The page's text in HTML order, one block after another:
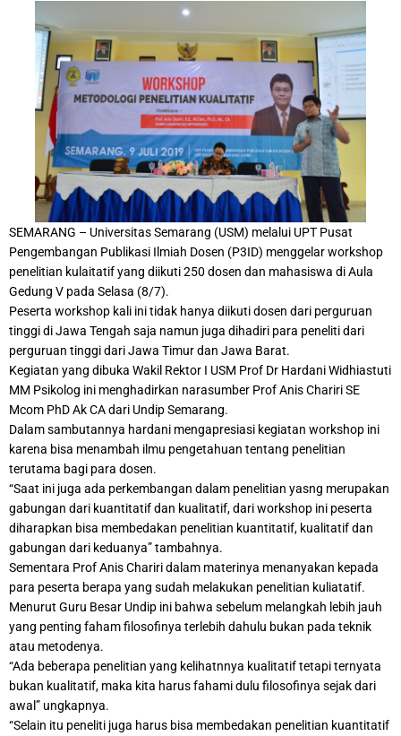
SEMARANG – Universitas Semarang (USM) melalui UPT Pusat
Pengembangan Publikasi Ilmiah Dosen (P3ID) menggelar workshop
penelitian kulaitatif yang diikuti 250 dosen dan mahasiswa di Aula
Gedung V pada Selasa (8/7).
Peserta workshop kali ini tidak hanya diikuti dosen dari perguruan
tinggi di Jawa Tengah saja namun juga dihadiri para peneliti dari
perguruan tinggi dari Jawa Timur dan Jawa Barat.
Kegiatan yang dibuka Wakil Rektor I USM Prof Dr Hardani Widhiastuti
MM Psikolog ini menghadirkan narasumber Prof Anis Chariri SE
Mcom PhD Ak CA dari Undip Semarang.
Dalam sambutannya hardani mengapresiasi kegiatan workshop ini
karena bisa menambah ilmu pengetahuan tentang penelitian
terutama bagi para dosen.
“Saat ini juga ada perkembangan dalam penelitian yasng merupakan
gabungan dari kuantitatif dan kualitatif, dari workshop ini peserta
diharapkan bisa membedakan penelitian kuantitatif, kualitatif dan
gabungan dari keduanya” tambahnya.
Sementara Prof Anis Chariri dalam materinya menanyakan kepada
para peserta berapa yang sudah melakukan penelitian kuliatatif.
Menurut Guru Besar Undip ini bahwa sebelum melangkah lebih jauh
yang penting faham filosofinya terlebih dahulu bukan pada teknik
atau metodenya.
“Ada beberapa penelitian yang kelihatnnya kualitatif tetapi ternyata
bukan kualitatif, maka kita harus fahami dulu filosofinya sejak dari
awal” ungkapnya.
“Selain itu peneliti juga harus bisa membedakan penelitian kuantitatif